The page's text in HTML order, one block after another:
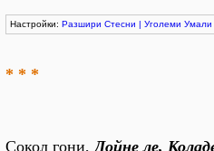
Настройки: Разшири Стесни | Уголеми Умали
* * *
Сокол гони,Дойне ле,